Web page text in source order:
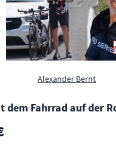
Alexander Bernt
dem Fahrrad auf der